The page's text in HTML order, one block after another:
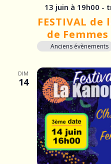
FESTIVAL
de
13 juin à 19h00 -
Anciens évènements
DIM
14